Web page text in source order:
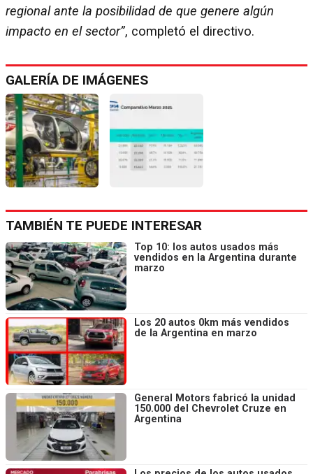
regional ante la posibilidad de que genere algún
impacto en el sector”, completó el directivo.
GALERÍA DE IMÁGENES
TAMBIÉN TE PUEDE INTERESAR
Top 10: los autos usados más
vendidos en la Argentina durante
marzo
Los 20 autos 0km más vendidos
de la Argentina en marzo
General Motors fabricó la unidad
150.000 del Chevrolet Cruze en
Argentina